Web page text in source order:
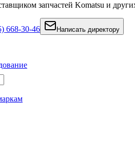
запчастей Komatsu и
668-30-46 Написать директору